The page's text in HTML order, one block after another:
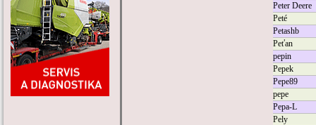
Peter Deere
Peté
Petashb
Peťan
pepin
Pepek
Pepe89
pepe
Pepa-L
Pely